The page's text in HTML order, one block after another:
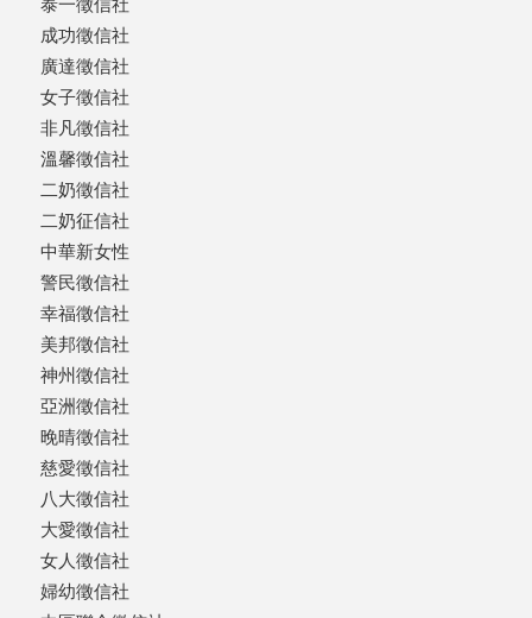
泰一徵信社
成功徵信社
廣達徵信社
女子徵信社
非凡徵信社
溫馨徵信社
二奶徵信社
二奶征信社
中華新女性
警民徵信社
幸福徵信社
美邦徵信社
神州徵信社
亞洲徵信社
晚晴徵信社
慈愛徵信社
八大徵信社
大愛徵信社
女人徵信社
婦幼徵信社